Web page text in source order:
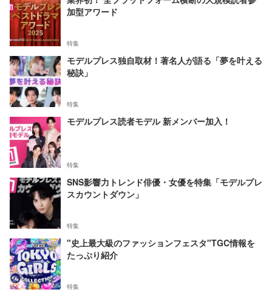
加型アワード
特集
モデルプレス独自取材！著名人が語る「夢を叶える
秘訣」
特集
モデルプレス読者モデル 新メンバー加入！
特集
SNS影響力トレンド俳優・女優を特集「モデルプレ
スカウントダウン」
特集
"史上最大級のファッションフェスタ"TGC情報を
たっぷり紹介
特集